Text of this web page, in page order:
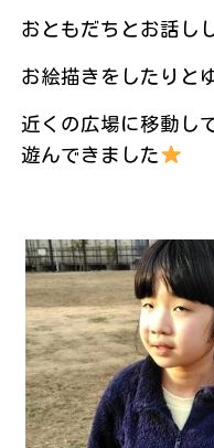
おともだちとお話し
お絵描きをしたりと
近くの広場に移動し
遊んできました